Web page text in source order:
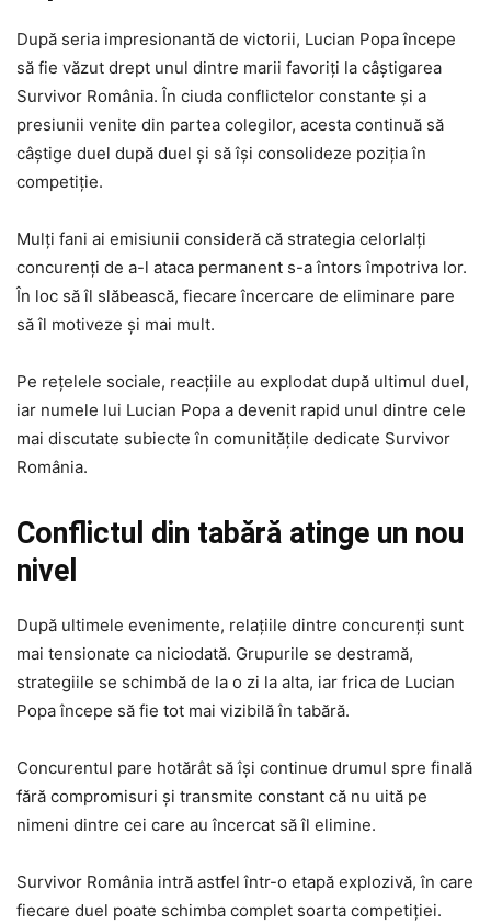
După seria impresionantă de victorii, Lucian Popa începe
să fie văzut drept unul dintre marii favoriți la câștigarea
Survivor România. În ciuda conflictelor constante și a
presiunii venite din partea colegilor, acesta continuă să
câștige duel după duel și să își consolideze poziția în
competiție.
Mulți fani ai emisiunii consideră că strategia celorlalți
concurenți de a-l ataca permanent s-a întors împotriva lor.
În loc să îl slăbească, fiecare încercare de eliminare pare
să îl motiveze și mai mult.
Pe rețelele sociale, reacțiile au explodat după ultimul duel,
iar numele lui Lucian Popa a devenit rapid unul dintre cele
mai discutate subiecte în comunitățile dedicate Survivor
România.
Conflictul din tabără atinge un nou
nivel
După ultimele evenimente, relațiile dintre concurenți sunt
mai tensionate ca niciodată. Grupurile se destramă,
strategiile se schimbă de la o zi la alta, iar frica de Lucian
Popa începe să fie tot mai vizibilă în tabără.
Concurentul pare hotărât să își continue drumul spre finală
fără compromisuri și transmite constant că nu uită pe
nimeni dintre cei care au încercat să îl elimine.
Survivor România intră astfel într-o etapă explozivă, în care
fiecare duel poate schimba complet soarta competiției.